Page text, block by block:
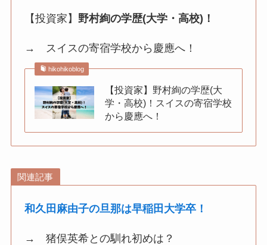
【投資家】 野村絢の学歴(大学・高校)！
→ スイスの寄宿学校から慶應へ！
hikohikoblog
【投資家】野村絢の学歴(大
学・高校)！スイスの寄宿学校
から慶應へ！
関連記事
和久田麻由子の旦那は早稲田大学卒！
→ 猪俣英希との馴れ初めは？